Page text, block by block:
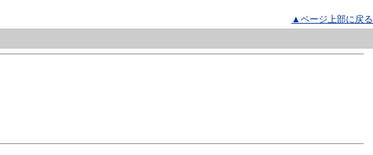
▲ページ上部に戻る